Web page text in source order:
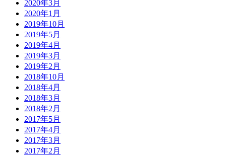
2020年3月
2020年1月
2019年10月
2019年5月
2019年4月
2019年3月
2019年2月
2018年10月
2018年4月
2018年3月
2018年2月
2017年5月
2017年4月
2017年3月
2017年2月